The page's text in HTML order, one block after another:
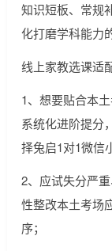
知识短板、常规
化打磨学科能力
线上家教选课适
1、想要贴合本
系统化进阶提分
择兔启1对1微信
2、应试失分严
性整改本土考场
序；